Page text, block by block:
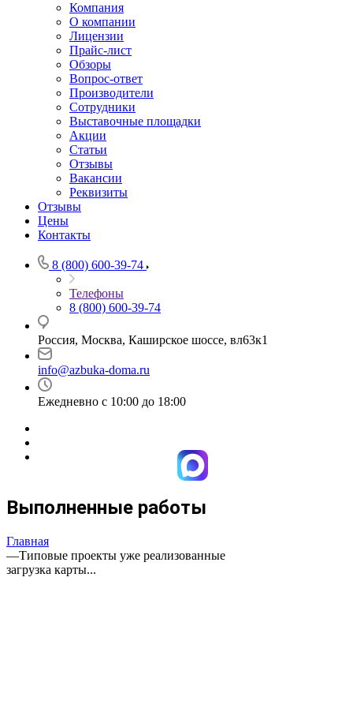
Компания
О компании
Лицензии
Прайс-лист
Обзоры
Вопрос-ответ
Производители
Сотрудники
Выставочные площадки
Акции
Статьи
Отзывы
Вакансии
Реквизиты
Отзывы
Цены
Контакты
8 (800) 600-39-74
Телефоны
8 (800) 600-39-74
Россия, Москва, Каширское шоссе, вл63к1
info@azbuka-doma.ru
Ежедневно с 10:00 до 18:00
Выполненные работы
Главная
—Типовые проекты уже реализованные
загрузка карты...